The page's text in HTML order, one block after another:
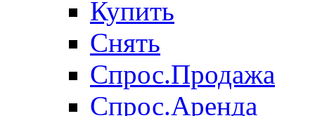
Купить
Снять
Спрос.Продажа
Спрос.Аренда